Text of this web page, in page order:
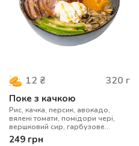
12 ₴ 320 г
Поке з качкою
Рис, качка, персик, авокадо,
вялені томати, помідори чері,
вершковий сир, гарбузове
насіння, медово-гірчичний соус
249 грн